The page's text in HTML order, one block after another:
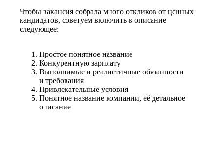
Чтобы вакансия собрала много откликов от ценных
кандидатов, советуем включить в описание
следующее:
Простое понятное название
Конкурентную зарплату
Выполнимые и реалистичные обязанности
и требования
Привлекательные условия
Понятное название компании, её детальное
описание